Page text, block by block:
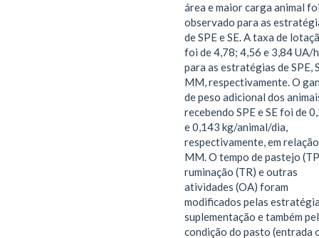
área e maior carga animal
observado para as
de SPE e SE. A taxa de
foi de 4,78; 4,56 e 3,84 UA/
para as estratégias de SPE,
MM, respectivamente. O
de peso adicional dos
recebendo SPE e SE foi de
e 0,143 kg/animal/dia,
respectivamente, em
MM. O tempo de pastejo
ruminação (TR) e outras
atividades (OA) foram
modificados pelas
suplementação e também
condição do pasto (entrada